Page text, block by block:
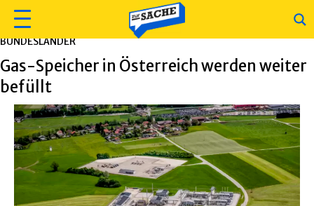
BUNDESLÄNDER
Gas-Speicher in Österreich werden weiter
befüllt